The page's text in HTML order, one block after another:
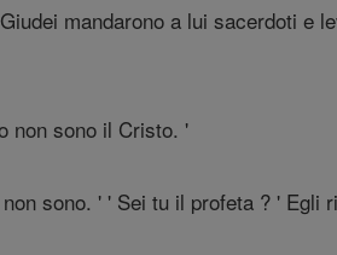
mandarono a lui sacerdoti e
non sono il Cristo. '
sono. ' ' Sei tu il profeta ? ' Egli